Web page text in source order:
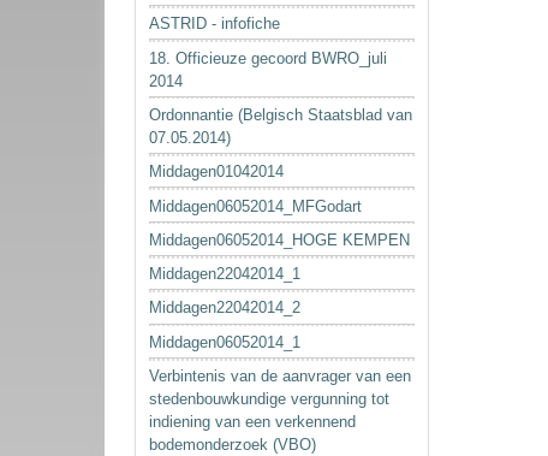
ASTRID - infofiche
18. Officieuze gecoord BWRO_juli
2014
Ordonnantie (Belgisch Staatsblad van
07.05.2014)
Middagen01042014
Middagen06052014_MFGodart
Middagen06052014_HOGE KEMPEN
Middagen22042014_1
Middagen22042014_2
Middagen06052014_1
Verbintenis van de aanvrager van een
stedenbouwkundige vergunning tot
indiening van een verkennend
bodemonderzoek (VBO)